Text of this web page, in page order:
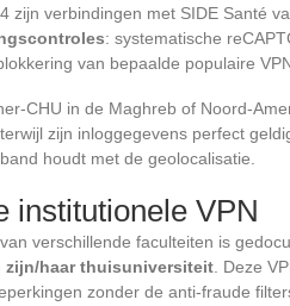
zijn verbindingen met SIDE Santé
: systematische
van bepaalde populaire
CHU in de Maghreb of Noord-
zijn inloggegevens perfect
houdt met de geolocalisatie.
institutionele VPN
verschillende faculteiten is
zijn/haar thuisuniversiteit. Deze
zonder de anti-fraude